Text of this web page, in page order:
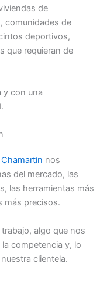
de
comunidades de
deportivos,
que requieran de
y con una
nos
del mercado, las
las herramientas más
más precisos.
algo que nos
competencia y, lo
clientela.